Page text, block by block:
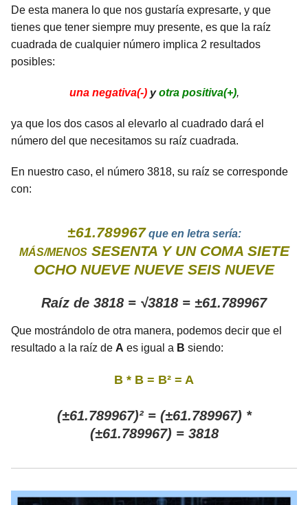
De esta manera lo que nos gustaría expresarte, y que
tienes que tener siempre muy presente, es que la raíz
cuadrada de cualquier número implica 2 resultados
posibles:
una negativa(-)yotra positiva(+),
ya que los dos casos al elevarlo al cuadrado dará el
número del que necesitamos su raíz cuadrada.
En nuestro caso, el número 3818, su raíz se corresponde
con:
±61.789967que en letra sería:
MÁS/MENOS SESENTA Y UN COMA SIETE
OCHO NUEVE NUEVE SEIS NUEVE
Raíz de 3818 = √3818 = ±61.789967
Que mostrándolo de otra manera, podemos decir que el
resultado a la raíz de A es igual a B siendo:
B * B = B² = A
(±61.789967)² = (±61.789967) *
(±61.789967) = 3818